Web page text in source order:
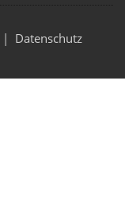
| Datenschutz